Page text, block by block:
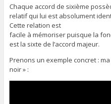
Chaque accord de sixième
relatif qui lui est absolument
Cette relation est
facile à mémoriser puisque la
est la sixte de l’accord majeur.
Prenons un exemple concret :
noir » :